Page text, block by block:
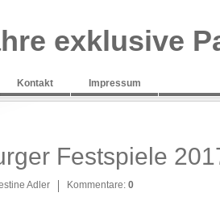
exklusive
Kontakt Impressum
Festspiele
Adler Kommentare: 0